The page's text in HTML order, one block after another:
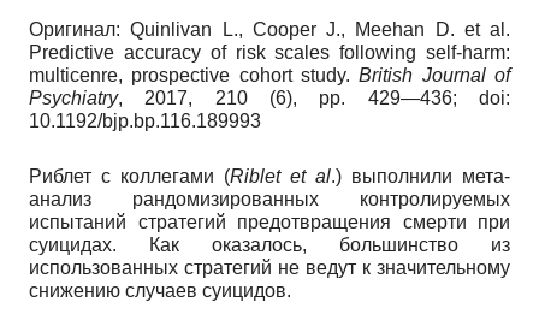
Оригинал:Quinlivan L., Cooper J., Meehan D. et al.
Predictive accuracy of risk scales following self-harm:
multicenre, prospective cohort study.British Journal of
Psychiatry, 2017, 210 (6), pp. 429—436;doi:
10.1192/bjp.bp.116.189993
Риблет с коллегами (Riblet et al.) выполнили мета-
анализ
рандомизированных
контролируемых
испытаний
стратегий предотвращения смерти
при
суицидах.
Как оказалось, большинство из
использованных стратегий не ведут к значительному
снижению случаев суицидов.